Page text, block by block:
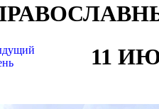
11